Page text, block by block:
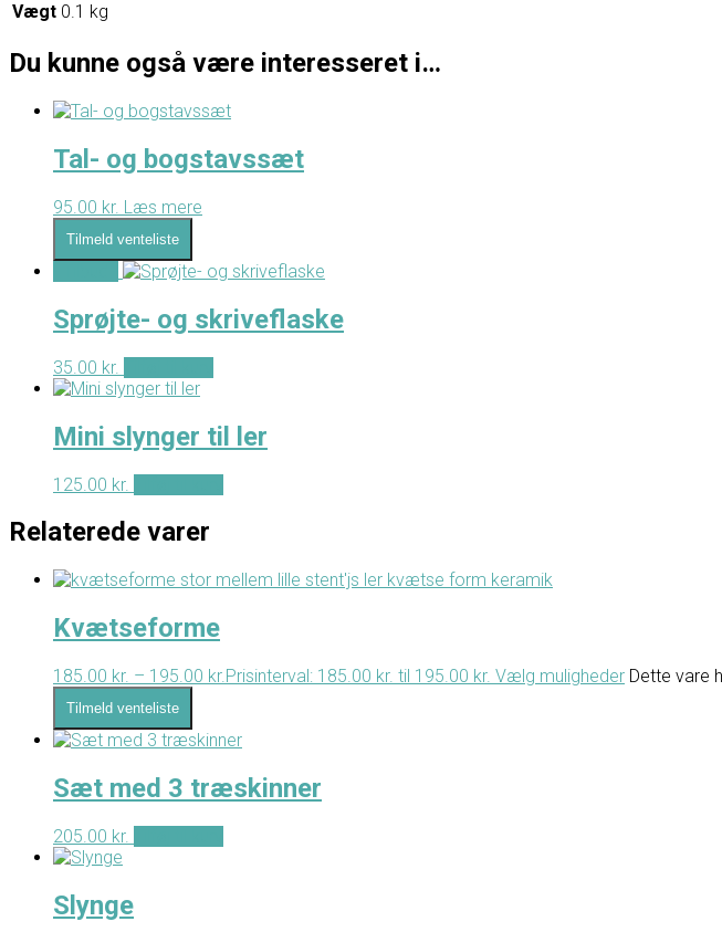
Vægt 0.1 kg
Du kunne også være interesseret i…
Tal- og bogstavssæt
95.00 kr. Læs mere
Tilmeld venteliste
Sprøjte- og skriveflaske
35.00 kr.
Mini slynger til ler
125.00 kr.
Relaterede varer
Kvætseforme
185.00 kr. – 195.00 kr.Prisinterval: 185.00 kr. til 195.00 kr. Vælg muligheder Dette vare
Tilmeld venteliste
Sæt med 3 træskinner
205.00 kr.
Slynge